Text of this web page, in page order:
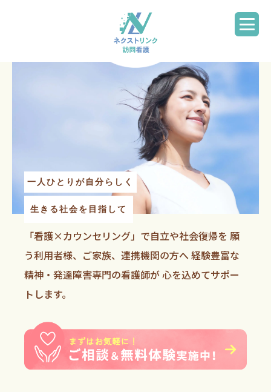
一人ひとりが自分らしく
生きる社会を目指して
「看護×カウンセリング」で自立や社会復帰を 願
う利用者様、ご家族、連携機関の方へ 経験豊富な
精神・発達障害専門の看護師が心を込めてサポー
トします。